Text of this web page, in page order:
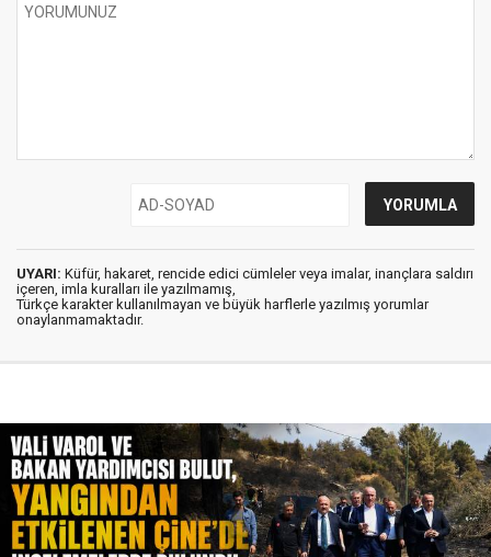
UYARI: Küfür, hakaret, rencide edici cümleler veya imalar, inançlara saldırı
içeren, imla kuralları ile yazılmamış,
Türkçe karakter kullanılmayan ve büyük harflerle yazılmış yorumlar
onaylanmamaktadır.